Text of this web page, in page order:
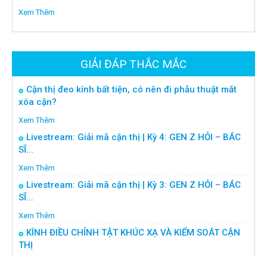
Xem Thêm
GIẢI ĐÁP THẮC MẮC
Cận thị đeo kính bất tiện, có nên đi phẫu thuật mắt
xóa cận?
Xem Thêm
Livestream: Giải mã cận thị | Kỳ 4: GEN Z HỎI – BÁC
SĨ...
Xem Thêm
Livestream: Giải mã cận thị | Kỳ 3: GEN Z HỎI – BÁC
SĨ...
Xem Thêm
KÍNH ĐIỀU CHỈNH TẬT KHÚC XẠ VÀ KIỂM SOÁT CẬN
THỊ